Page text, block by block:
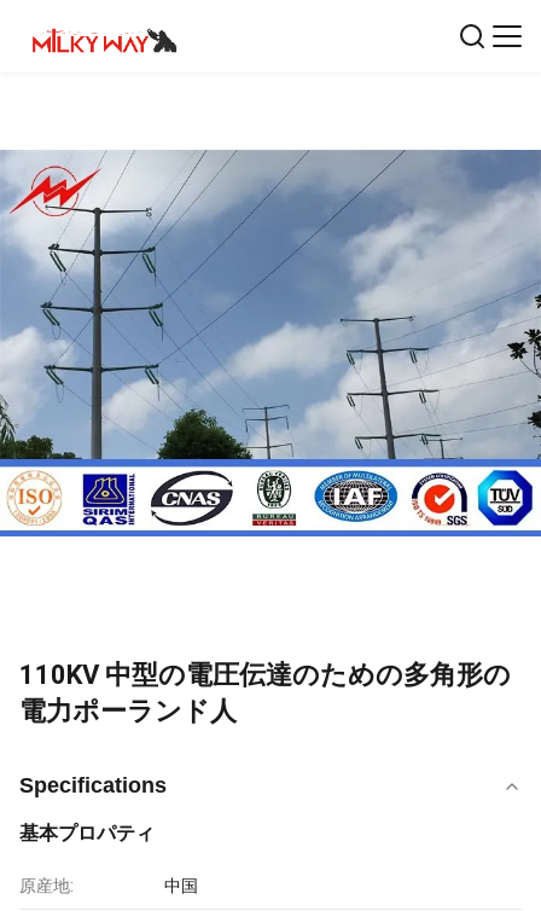
110KV 中型の電圧伝達のための多角形の
電力ポーランド人
Specifications
基本プロパティ
原産地: 中国